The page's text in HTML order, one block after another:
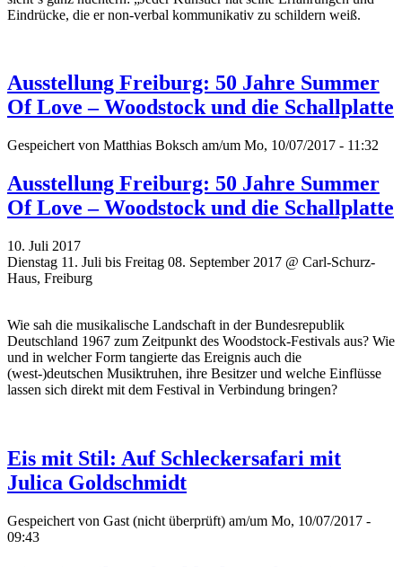
Eindrücke, die er non-verbal kommunikativ zu schildern weiß.
Ausstellung Freiburg: 50 Jahre Summer
Of Love – Woodstock und die Schallplatte
Gespeichert von Matthias Boksch am/um Mo, 10/07/2017 - 11:32
Ausstellung Freiburg: 50 Jahre Summer
Of Love – Woodstock und die Schallplatte
10. Juli 2017
Dienstag 11. Juli bis Freitag 08. September 2017 @ Carl-Schurz-
Haus, Freiburg
Wie sah die musikalische Landschaft in der Bundesrepublik
Deutschland 1967 zum Zeitpunkt des Woodstock-Festivals aus? Wie
und in welcher Form tangierte das Ereignis auch die
(west-)deutschen Musiktruhen, ihre Besitzer und welche Einflüsse
lassen sich direkt mit dem Festival in Verbindung bringen?
Eis mit Stil: Auf Schleckersafari mit
Julica Goldschmidt
Gespeichert von Gast (nicht überprüft) am/um Mo, 10/07/2017 -
09:43